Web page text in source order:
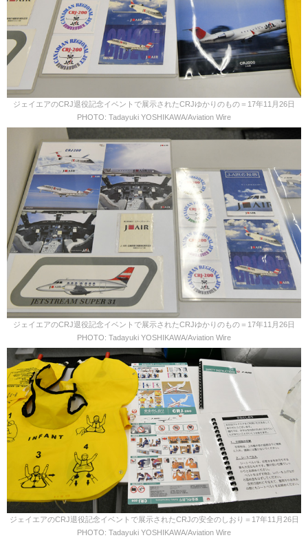
ジェイエアのCRJ退役記念イベントで展示されたCRJゆかりのもの＝17年11月26日
PHOTO: Tadayuki YOSHIKAWA/Aviation Wire
ジェイエアのCRJ退役記念イベントで展示されたCRJゆかりのもの＝17年11月26日
PHOTO: Tadayuki YOSHIKAWA/Aviation Wire
ジェイエアのCRJ退役記念イベントで展示されたCRJの安全のしおり＝17年11月26日
PHOTO: Tadayuki YOSHIKAWA/Aviation Wire